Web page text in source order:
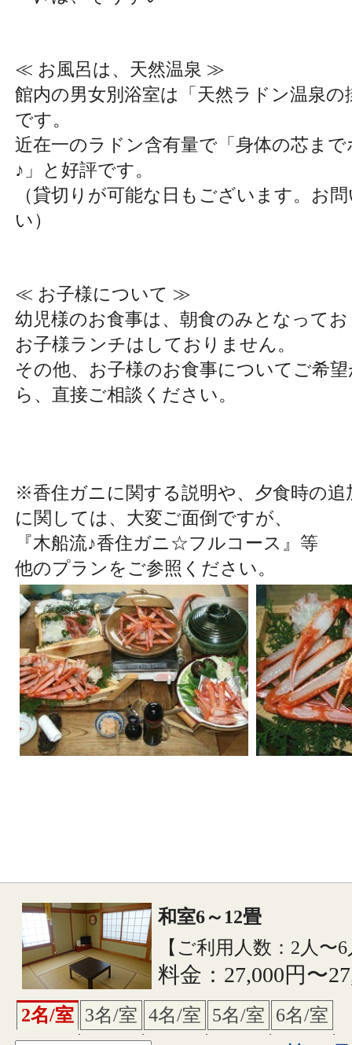
≪ お風呂は、天然温泉 ≫
館内の男女別浴室は「天然ラドン温泉の
です。
近在一のラドン含有量で「身体の芯ま
♪」と好評です。
（貸切りが可能な日もございます。お
い）
≪ お子様について ≫
幼児様のお食事は、朝食のみとなって
お子様ランチはしておりません。
その他、お子様のお食事についてご希
ら、直接ご相談ください。
※香住ガニに関する説明や、夕食時の追
に関しては、大変ご面倒ですが、
『木船流♪香住ガニ☆フルコース』等
他のプランをご参照ください。
和室6～12畳
【ご利用人数：2人〜
料金：27,000円〜
2名/室 3名/室 4名/室 5名/室 6名/室